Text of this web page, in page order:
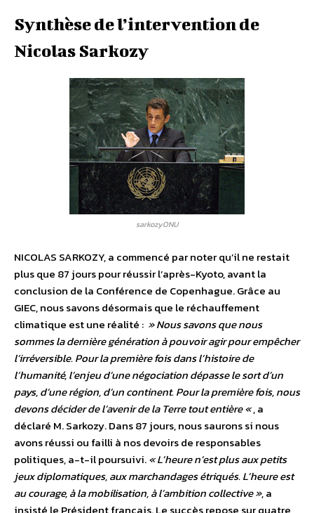
Synthèse de l’intervention de
Nicolas Sarkozy
sarkozyONU
NICOLAS SARKOZY, a commencé par noter qu’il ne restait
plus que 87 jours pour réussir l’après-Kyoto, avant la
conclusion de la Conférence de Copenhague. Grâce au
GIEC, nous savons désormais que le réchauffement
climatique est une réalité : » Nous savons que nous
sommes la dernière génération à pouvoir agir pour empêcher
l’irréversible. Pour la première fois dans l’histoire de
l’humanité, l’enjeu d’une négociation dépasse le sort d’un
pays, d’une région, d’un continent. Pour la première fois, nous
devons décider de l’avenir de la Terre tout entière «, a
déclaré M. Sarkozy. Dans 87 jours, nous saurons si nous
avons réussi ou failli à nos devoirs de responsables
politiques, a-t-il poursuivi.« L’heure n’est plus aux petits
jeux diplomatiques, aux marchandages étriqués. L’heure est
au courage, à la mobilisation, à l’ambition collective », a